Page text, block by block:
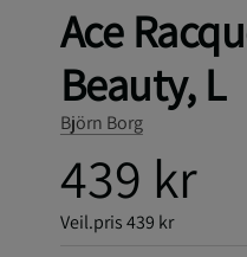
Ace
Beauty, L
Björn Borg
439 kr
Veil.pris439 kr